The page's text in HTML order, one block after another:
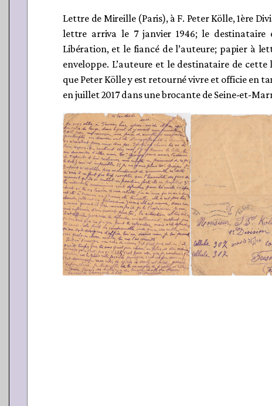
Lettre de Mireille (Paris), à F. Peter Kölle, 1ère
lettre arriva le 7 janvier 1946; le
Libération, et le fiancé de l’auteure; papier à
enveloppe. L’auteure et le destinataire de
que Peter Kölle y est retourné vivre et officie en
en juillet 2017 dans une brocante de Seine-et-